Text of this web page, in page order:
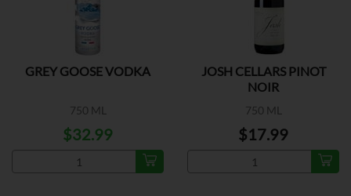
GREY GOOSE VODKA
750 ML
$32.99
JOSH CELLARS PINOT
NOIR
750 ML
$17.99